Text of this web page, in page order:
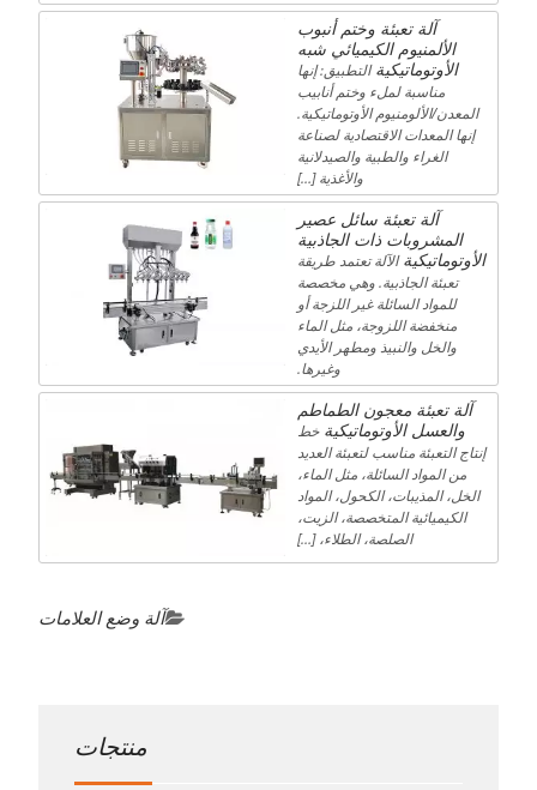
آلة تعبئة وختم أنبوب
الألمنيوم الكيميائي شبه
الأوتوماتيكية التطبيق: إنها
مناسبة لملء وختم أنابيب
المعدن/الألومنيوم الأوتوماتيكية.
إنها المعدات الاقتصادية لصناعة
الغراء والطبية والصيدلانية
والأغذية […]
آلة تعبئة سائل عصير
المشروبات ذات الجاذبية
الأوتوماتيكية الآلة تعتمد طريقة
تعبئة الجاذبية. وهي مخصصة
للمواد السائلة غير اللزجة أو
منخفضة اللزوجة، مثل الماء
والخل والنبيذ ومطهر الأيدي
وغيرها.
آلة تعبئة معجون الطماطم
والعسل الأوتوماتيكية خط
إنتاج التعبئة مناسب لتعبئة العديد
من المواد السائلة، مثل الماء،
الخل، المذيبات، الكحول، المواد
الكيميائية المتخصصة، الزيت،
الصلصة، الطلاء، […]
آلة وضع العلامات
منتجات